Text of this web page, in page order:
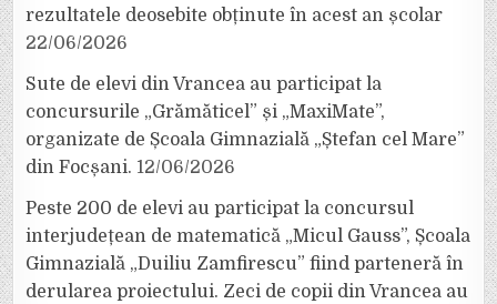
rezultatele deosebite obținute în acest an școlar
22/06/2026
Sute de elevi din Vrancea au participat la
concursurile „Grămăticel” și „MaxiMate”,
organizate de Școala Gimnazială „Ștefan cel Mare”
din Focșani. 12/06/2026
Peste 200 de elevi au participat la concursul
interjudețean de matematică „Micul Gauss”, Școala
Gimnazială „Duiliu Zamfirescu” fiind parteneră în
derularea proiectului. Zeci de copii din Vrancea au